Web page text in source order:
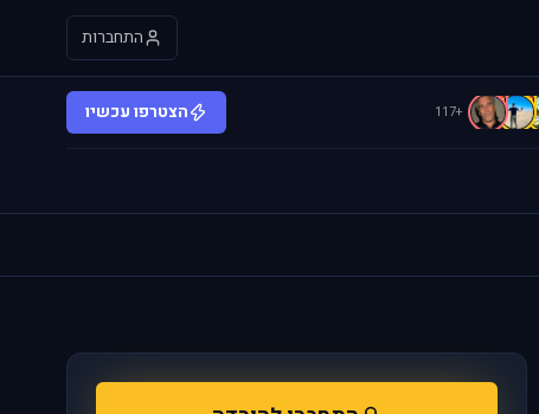
התחברות
d
d
+117 הצטרפו עכשיו